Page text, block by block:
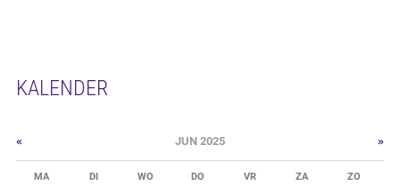
KALENDER
« JUN 2025 »
MA DI WO DO VR ZA ZO